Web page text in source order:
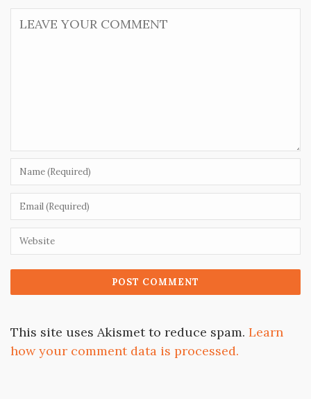
This site uses Akismet to reduce spam. Learn
how your comment data is processed.